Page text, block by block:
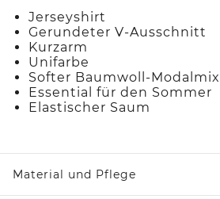
Jerseyshirt
Gerundeter V-Ausschnitt
Kurzarm
Unifarbe
Softer Baumwoll-Modalmix
Essential für den Sommer
Elastischer Saum
Material und Pflege